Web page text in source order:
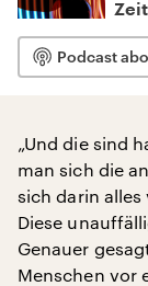
Podcast
„Und die sind
man sich die
sich darin alles
Diese
Genauer
Menschen vor